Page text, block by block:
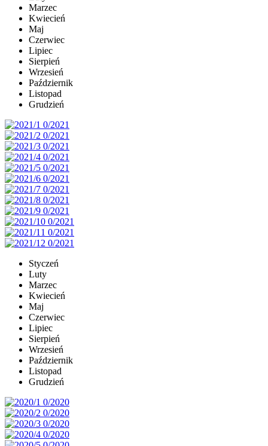
Marzec
Kwiecień
Maj
Czerwiec
Lipiec
Sierpień
Wrzesień
Październik
Listopad
Grudzień
Styczeń
Luty
Marzec
Kwiecień
Maj
Czerwiec
Lipiec
Sierpień
Wrzesień
Październik
Listopad
Grudzień